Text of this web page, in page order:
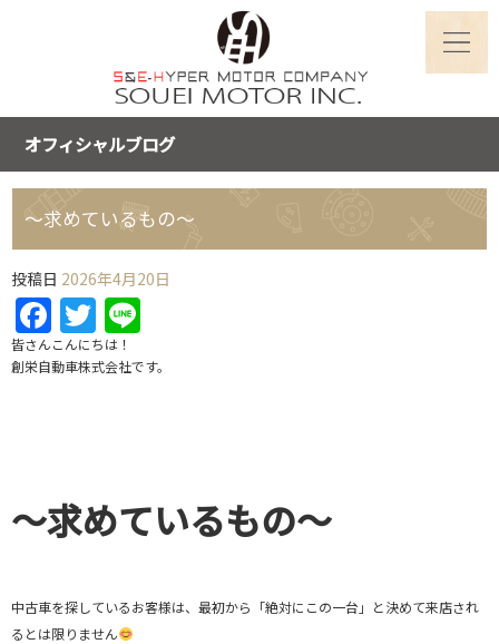
オフィシャルブログ
～求めているもの～
投稿日 2026年4月20日
Facebook
Twitter
皆さんこんにちは！
創栄自動車株式会社です。
～求めているもの～
中古車を探しているお客様は、最初から「絶対にこの一台」と決めて来店され
るとは限りません